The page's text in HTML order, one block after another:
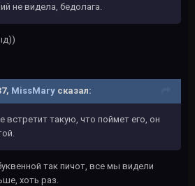
не видела, бедолага.
MissMary сказал:
встретит такую, что поймет его, он
так пичот, все мы видели
хоть раз.